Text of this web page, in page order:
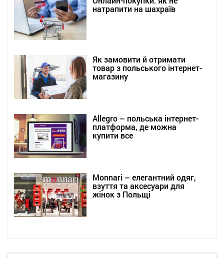
натрапити на шахраїв
Як замовити й отримати
товар з польського інтернет-
магазину
Allegro – польська інтернет-
платформа, де можна
купити все
Monnari – елегантний одяг,
взуття та аксесуари для
жінок з Польщі